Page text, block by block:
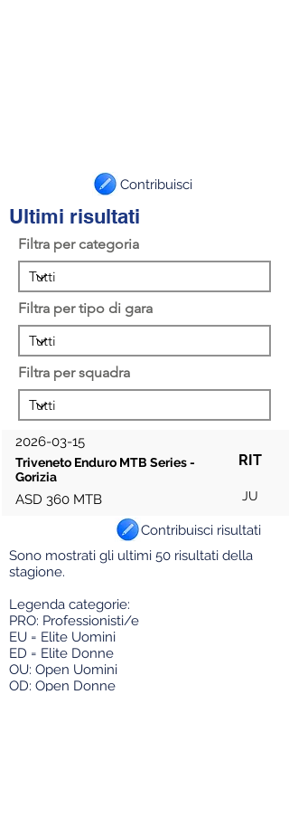
Contribuisci
Ultimi risultati
Filtra per categoria
Filtra per tipo di gara
Filtra per squadra
2026-03-15
Triveneto Enduro MTB Series -
Gorizia
RIT
ASD 360 MTB JU
Contribuisci risultati
Sono mostrati gli ultimi 50 risultati della
stagione.
Legenda categorie:
PRO: Professionisti/e
EU = Elite Uomini
ED = Elite Donne
OU: Open Uomini
OD: Open Donne